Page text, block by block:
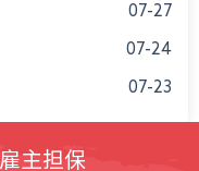
07-27
07-24
07-23
主担保